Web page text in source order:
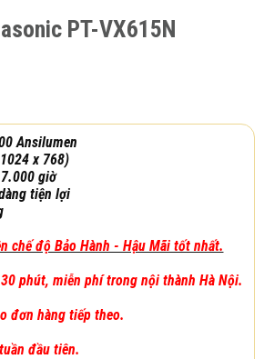
PT-VX615N
Ansilumen
x 768)
giờ
tiện lợi
chế độ Bảo Hành - Hậu Mãi tốt nhất.
phút, miễn phí trong nội thành Hà Nội.
đơn hàng tiếp theo.
đầu tiên.